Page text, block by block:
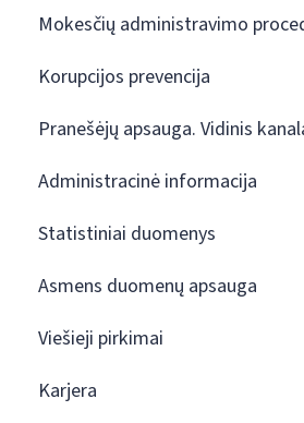
Mokesčių administravimo
Korupcijos prevencija
Pranešėjų apsauga. Vidinis
Administracinė informacija
Statistiniai duomenys
Asmens duomenų apsauga
Viešieji pirkimai
Karjera